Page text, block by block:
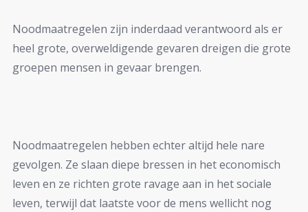
Noodmaatregelen zijn inderdaad verantwoord als er
heel grote, overweldigende gevaren dreigen die grote
groepen mensen in gevaar brengen.
Noodmaatregelen hebben echter altijd hele nare
gevolgen. Ze slaan diepe bressen in het economisch
leven en ze richten grote ravage aan in het sociale
leven, terwijl dat laatste voor de mens wellicht nog